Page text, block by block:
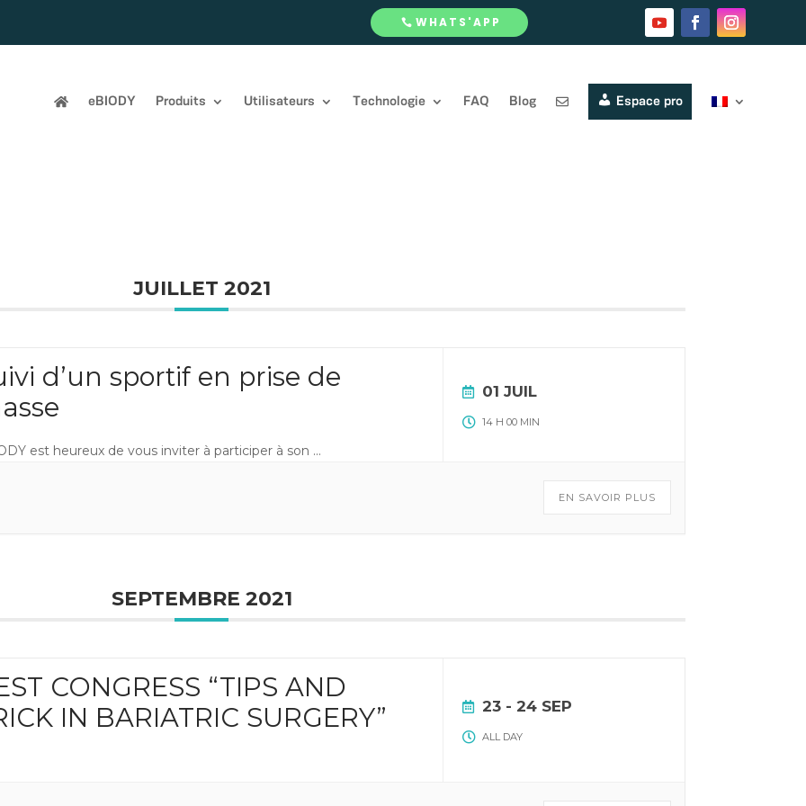
WHATS'APP
eBIODY Produits Utilisateurs Technologie FAQ Blog Espace pro
JUILLET 2021
d’un sportif en prise de
est heureux de vous inviter à participer à son ...
01 JUIL
14 H 00 MIN
EN SAVOIR PLUS
SEPTEMBRE 2021
CONGRESS “TIPS AND
IN BARIATRIC SURGERY”
23 - 24 SEP
ALL DAY